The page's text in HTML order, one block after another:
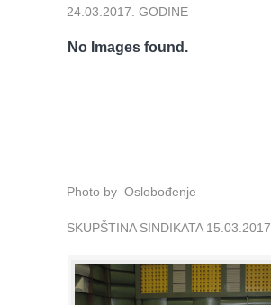
24.03.2017. GODINE
No Images found.
Photo by Oslobođenje
SKUPŠTINA SINDIKATA 15.03.2017.